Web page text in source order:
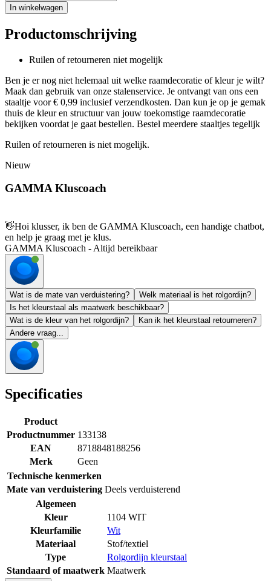
In winkelwagen
Productomschrijving
Ruilen of retourneren niet mogelijk
Ben je er nog niet helemaal uit welke raamdecoratie of kleur je wilt?
Maak dan gebruik van onze stalenservice. Je ontvangt van ons een
staaltje voor € 0,99 inclusief verzendkosten. Dan kun je op je gemak
thuis de kleur en structuur van jouw toekomstige raamdecoratie
bekijken voordat je gaat bestellen. Bestel meerdere staaltjes tegelijk
Ruilen of retourneren is niet mogelijk.
Nieuw
GAMMA Kluscoach
👋Hoi klusser, ik ben de GAMMA Kluscoach, een handige chatbot,
en help je graag met je klus.
GAMMA Kluscoach - Altijd bereikbaar
Wat is de mate van verduistering?
Welk materiaal is het rolgordijn?
Is het kleurstaal als maatwerk beschikbaar?
Wat is de kleur van het rolgordijn?
Kan ik het kleurstaal retourneren?
Andere vraag...
Specificaties
Product
Productnummer 133138
EAN
8718848188256
Merk
Geen
Technische kenmerken
Mate van verduistering Deels verduisterend
Algemeen
Kleur
1104 WIT
Kleurfamilie
Wit
Materiaal
Stof/textiel
Type
Rolgordijn kleurstaal
Standaard of maatwerk Maatwerk